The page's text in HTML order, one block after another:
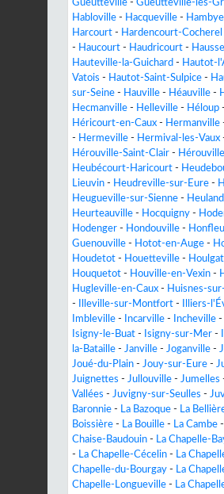
Gueutteville - Gueutteville-les-
Habloville - Hacqueville - Hambye
Harcourt - Hardencourt-Cocherel
- Haucourt - Haudricourt -
Hauteville-la-Guichard - Hautot-
Vatois - Hautot-Saint-Sulpice -
sur-Seine - Hauville - Héauville -
Hecmanville - Helleville - Héloup -
Héricourt-en-Caux - Hermanville
- Hermeville - Hermival-les-Vaux
Hérouville-Saint-Clair -
Heubécourt-Haricourt -
Lieuvin - Heudreville-sur-Eure -
Heugueville-sur-Sienne - Heuland
Heurteauville - Hocquigny -
Hodenger - Hondouville -
Guenouville - Hotot-en-Auge -
Houdetot - Houetteville -
Houquetot - Houville-en-Vexin -
Hugleville-en-Caux - Huisnes-
-
Illeville-sur-Montfort - Illiers-
Imbleville - Incarville - Incheville -
Isigny-le-Buat - Isigny-sur-Mer -
la-Bataille - Janville - Joganville -
Joué-du-Plain - Jouy-sur-Eure -
Juignettes - Jullouville - Jumelles
Vallées - Juvigny-sur-Seulles -
Baronnie - La Bazoque - La
Boissière - La Bouille - La Cambe -
Chaise-Baudouin - La Chapelle-
- La Chapelle-Cécelin - La
Chapelle-du-Bourgay - La
Chapelle-Longueville - La